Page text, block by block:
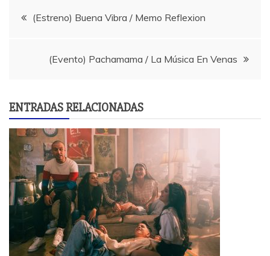
Navegación
(Estreno) Buena Vibra / Memo Reflexion
(Evento) Pachamama / La Música En Venas
ENTRADAS RELACIONADAS